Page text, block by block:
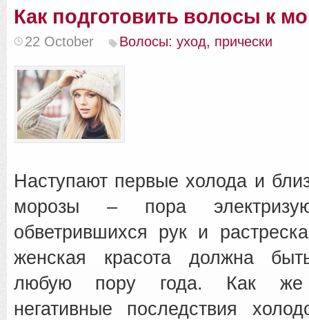
Как подготовить волосы к
22 October Волосы: уход, прически
Наступают первые холода и
морозы – пора
обветрившихся рук и
женская красота должна
любую пору года. Как же
негативные последствия